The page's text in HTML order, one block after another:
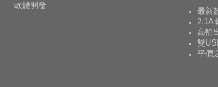
軟體開發
最新
2.1A
高輸
雙
平價